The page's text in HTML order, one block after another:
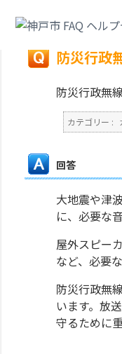
戻る
防災行政
防災行政無
カテゴリー :
回答
大地震や津
に、必要な
屋外スピー
など、必要
防災行政無
います。放
守るために